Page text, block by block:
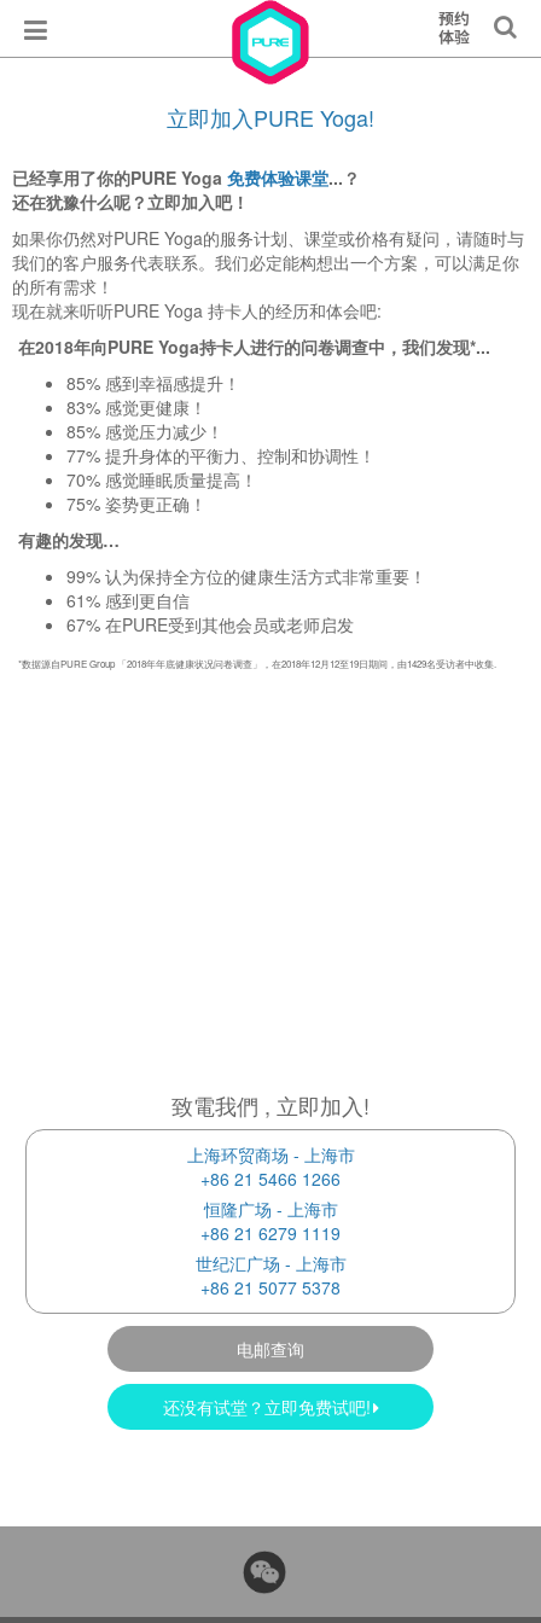
立即加入PURE Yoga!
已经享用了你的PURE Yoga 免费体验课堂...？
还在犹豫什么呢？立即加入吧！
如果你仍然对PURE Yoga的服务计划、课堂或价格有疑问，请随时与
我们的客户服务代表联系。我们必定能构想出一个方案，可以满足你
的所有需求！
现在就来听听PURE Yoga 持卡人的经历和体会吧:
在2018年向PURE Yoga持卡人进行的问卷调查中，我们发现*...
85% 感到幸福感提升！
83% 感觉更健康 ！
85% 感觉压力减少！
77% 提升身体的平衡力、控制和协调性 ！
70% 感觉睡眠质量提高 ！
75% 姿势更正确 ！
有趣的发现…
99% 认为保持全方位的健康生活方式非常重要！
61% 感到更自信
67% 在PURE受到其他会员或老师启发
*数据源自PURE Group 「2018年年底健康状况问卷调查」，在2018年12月12至19日期间，由1429名受访者中收集.
致電我們 , 立即加入!
上海环贸商场 - 上海市
+86 21 5466 1266
恒隆广场 - 上海市
+86 21 6279 1119
世纪汇广场 - 上海市
+86 21 5077 5378
电邮查询
还没有试堂？立即免费试吧!